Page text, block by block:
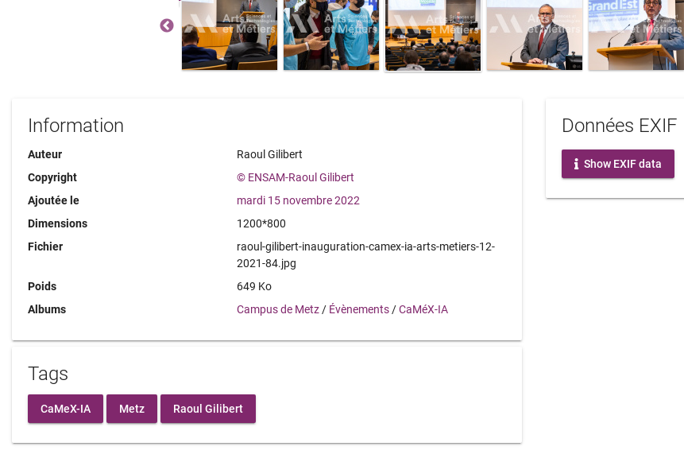
Information
Auteur
Raoul Gilibert
Copyright
© ENSAM-Raoul Gilibert
Ajoutée le
mardi 15 novembre 2022
Dimensions
1200*800
Fichier
raoul-gilibert-inauguration-camex-ia-arts-metiers-12-
2021-84.jpg
Poids
649 Ko
Albums
Campus de Metz / Évènements /CaMéX-IA
Tags
CaMeX-IA Metz Raoul Gilibert
Données EXIF
Show EXIF data